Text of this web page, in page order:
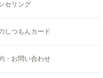
セリング
しつもんカード
・お問い合わせ